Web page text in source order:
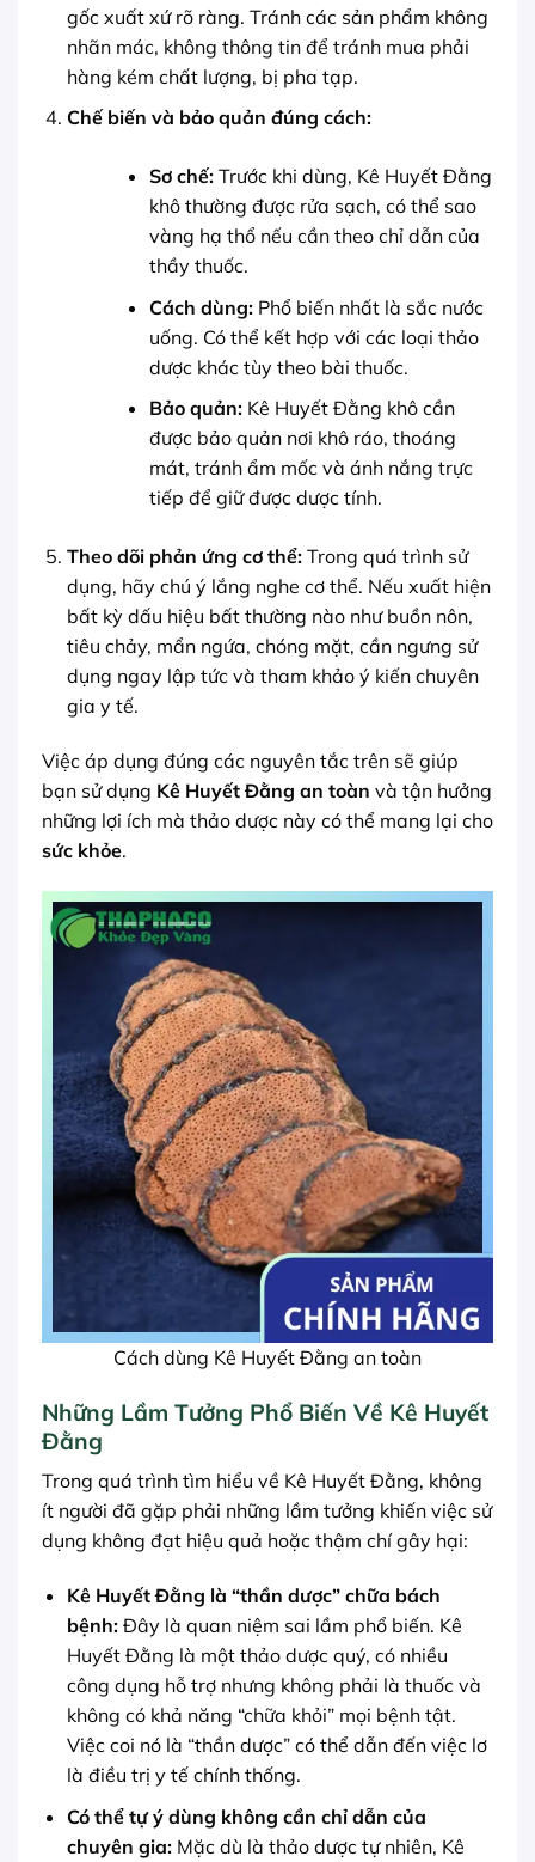
gốc xuất xứ rõ ràng. Tránh các sản phẩm không
nhãn mác, không thông tin để tránh mua phải
hàng kém chất lượng, bị pha tạp.
Chế biến và bảo quản đúng cách:
Sơ chế:Trước khi dùng, Kê Huyết Đằng
khô thường được rửa sạch, có thể sao
vàng hạ thổ nếu cần theo chỉ dẫn của
thầy thuốc.
Cách dùng:Phổ biến nhất là sắc nước
uống. Có thể kết hợp với các loại thảo
dược khác tùy theo bài thuốc.
Bảo quản:Kê Huyết Đằng khô cần
được bảo quản nơi khô ráo, thoáng
mát, tránh ẩm mốc và ánh nắng trực
tiếp để giữ được dược tính.
Theo dõi phản ứng cơ thể:Trong quá trình sử
dụng, hãy chú ý lắng nghe cơ thể. Nếu xuất hiện
bất kỳ dấu hiệu bất thường nào như buồn nôn,
tiêu chảy, mẩn ngứa, chóng mặt, cần ngưng sử
dụng ngay lập tức và tham khảo ý kiến chuyên
gia y tế.
Việc áp dụng đúng các nguyên tắc trên sẽ giúp
bạn sử dụng Kê Huyết Đằng an toàn và tận hưởng
những lợi ích mà thảo dược này có thể mang lại cho
sức khỏe.
Cách dùng Kê Huyết Đằng an toàn
Những Lầm Tưởng Phổ Biến Về Kê Huyết
Đằng
Trong quá trình tìm hiểu về Kê Huyết Đằng, không
ít người đã gặp phải những lầm tưởng khiến việc sử
dụng không đạt hiệu quả hoặc thậm chí gây hại:
Kê Huyết Đằng là “thần dược” chữa bách
bệnh:Đây là quan niệm sai lầm phổ biến. Kê
Huyết Đằng là một thảo dược quý, có nhiều
công dụng hỗ trợ nhưng không phải là thuốc và
không có khả năng “chữa khỏi” mọi bệnh tật.
Việc coi nó là “thần dược” có thể dẫn đến việc lơ
là điều trị y tế chính thống.
Có thể tự ý dùng không cần chỉ dẫn của
chuyên gia:Mặc dù là thảo dược tự nhiên, Kê